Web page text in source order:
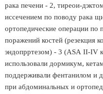
рака печени - 2, тиреои-
иссечением по поводу рака
ортопедические операции по
поражений костей (резекция
эндопрртезом) - 3 (АSА II-IV
использовали дормикум,
поддерживали фентанилом и
при абдоминальных и